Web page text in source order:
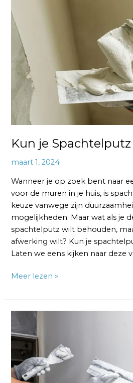
Kun je
maart 1, 2024
Wanneer je op zoek bent naar
voor de muren in je huis, is
keuze vanwege zijn
mogelijkheden. Maar wat als je
spachtelputz wilt behouden,
afwerking wilt? Kun je
Laten we eens kijken naar deze
Spachtelputz
Stucen?
Meer lezen »
Stucen
of
Spachtelputz:
Wat
is
Beter